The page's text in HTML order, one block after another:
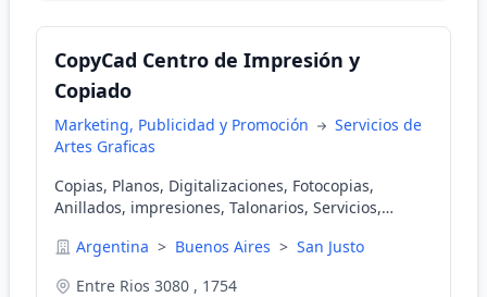
CopyCad Centro de Impresión y
Copiado
Marketing, Publicidad y Promoción
Servicios de
Artes Graficas
Copias, Planos, Digitalizaciones, Fotocopias,
Anillados, impresiones, Talonarios, Servicios,
Argentina > Buenos Aires > San Justo
Entre Rios 3080 , 1754